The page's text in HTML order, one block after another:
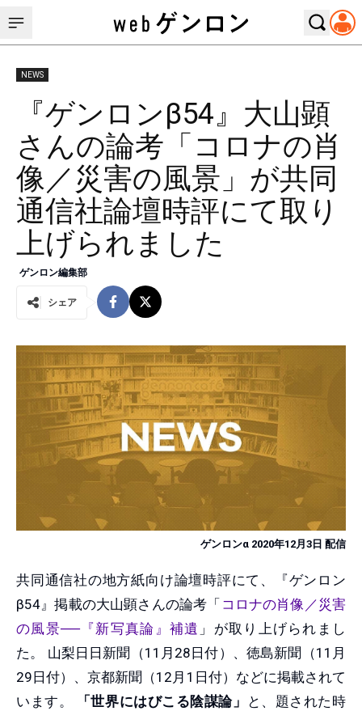
NEWS
『ゲンロンβ54』大山顕
さんの論考「コロナの肖
像／災害の風景」が共同
通信社論壇時評にて取り
上げられました
ゲンロン編集部
シェア
ゲンロンα 2020年12月3日 配信
共同通信社の地方紙向け論壇時評にて、『ゲンロン
β54』掲載の大山顕さんの論考「 コロナの肖像／災害
の風景──『新写真論』補遺 」が取り上げられまし
た。 山梨日日新聞（11月28日付）、徳島新聞（11月
29日付）、京都新聞（12月1日付）などに掲載されて
います。
「世界にはびこる陰謀論」
と、題された時